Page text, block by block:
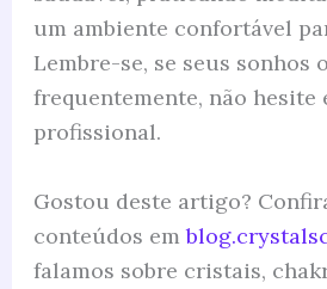
um ambiente confortável
Lembre-se, se seus sonhos
frequentemente, não hesite
profissional.
Gostou deste artigo?
conteúdos em
falamos sobre cristais,